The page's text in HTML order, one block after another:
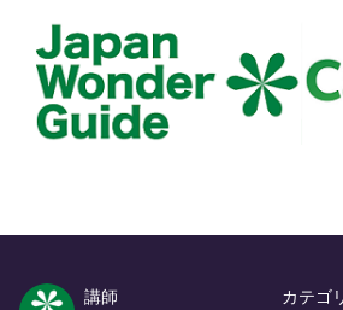
content
「日本のガイドの質を世界一に
講師 カテゴ